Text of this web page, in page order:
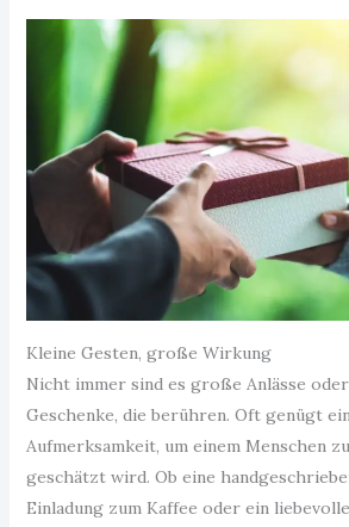
Kleine Gesten, große Wirkung
Nicht immer sind es große Anlässe
Geschenke, die berühren. Oft genügt
Aufmerksamkeit, um einem Menschen
geschätzt wird. Ob eine
Einladung zum Kaffee oder ein